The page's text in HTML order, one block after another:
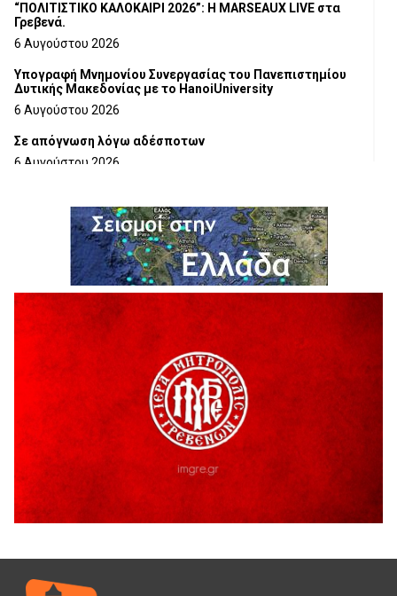
“ΠΟΛΙΤΙΣΤΙΚΟ ΚΑΛΟΚΑΙΡΙ 2026”: Η MARSEAUX LIVE στα
Γρεβενά.
6 Αυγούστου 2026
Υπογραφή Μνημονίου Συνεργασίας του Πανεπιστημίου
Δυτικής Μακεδονίας με το HanoiUniversity
6 Αυγούστου 2026
Σε απόγνωση λόγω αδέσποτων
6 Αυγούστου 2026
6 Αυγούστου 2026
Ολοκληρώνεται η ασφαλτόστρωση της οδού Περιβόλι –
6 Αυγούστου 2026
H παραδοχή λαθών είναι (και) δύναμη
5 Αυγούστου 2026
Ο ΑΝΔΡΕΑΣ ΑΣΛΑΝΙΔΗΣ ΣΥΝΕΧΙΖΕΙ ΣΤΟΝ ΠΡΩΤΕΑ
ΓΡΕΒΕΝΩΝ
5 Αυγούστου 2026
Ευχαριστήριο Εκπολιτιστικού Συλλόγου Ταξιάρχη προς κ.
Παρασχάκη Αθανάσιο
5 Αυγούστου 2026
Διακοπή υδροδότησης του Α΄ κλάδου ύδρευσης
5 Αυγούστου 2026